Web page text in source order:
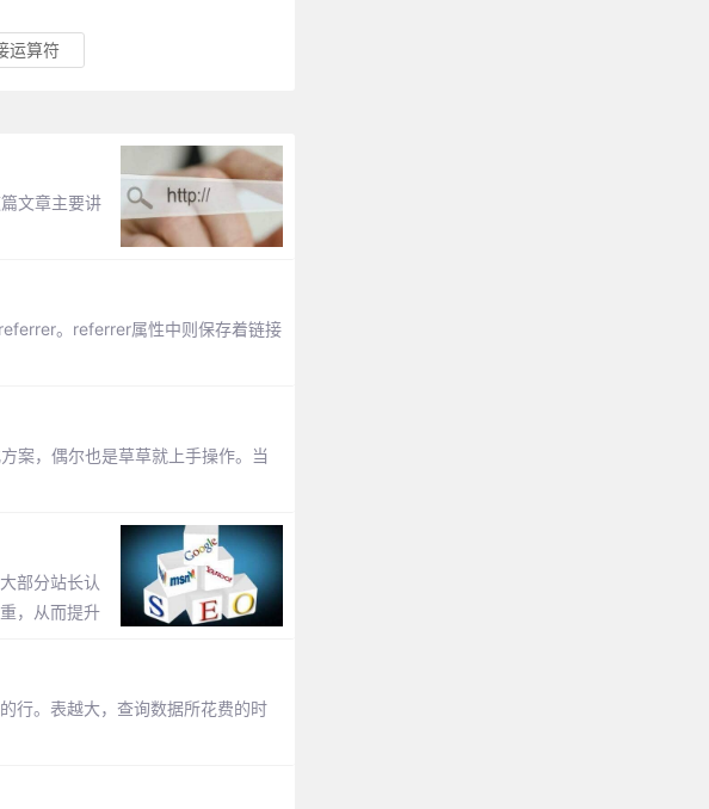
运算符
文章主要讲
。referrer属性中则保存着链接
案，偶尔也是草草就上手操作。当
部分站长认
，从而提升
行。表越大，查询数据所花费的时